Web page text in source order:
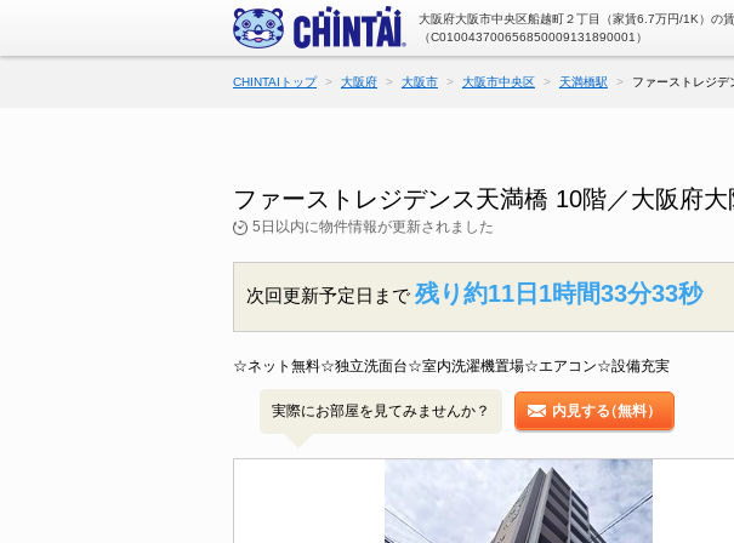
大阪府大阪市中央区船越町２丁目（家賃6.7万円/1K）の
（C010043700656850009131890001）
CHINTAIトップ 大阪府 大阪市 大阪市中央区 天満橋駅 ファーストレジ
ファーストレジデンス天満橋 10階／大阪府
5日以内に物件情報が更新されました
次回更新予定日まで 残り約11日1時間33分32秒
☆ネット無料☆独立洗面台☆室内洗濯機置場☆エアコン☆設備充実
実際にお部屋を見てみませんか？ 内見する（無料）